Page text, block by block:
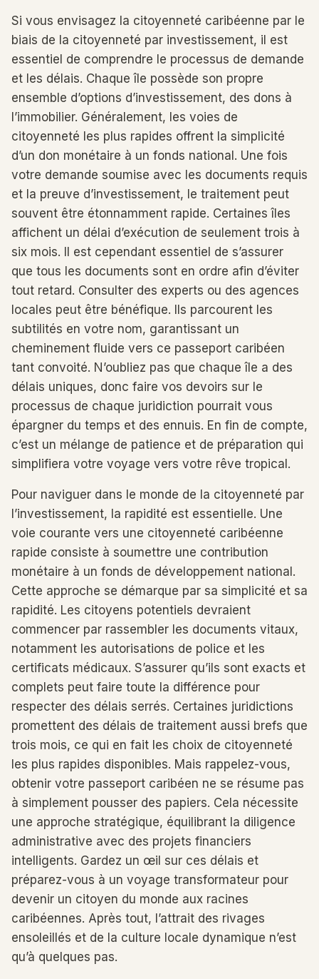
Si vous envisagez la citoyenneté caribéenne par le
biais de la citoyenneté par investissement, il est
essentiel de comprendre le processus de demande
et les délais. Chaque île possède son propre
ensemble d’options d’investissement, des dons à
l’immobilier. Généralement, les voies de
citoyenneté les plus rapides offrent la simplicité
d’un don monétaire à un fonds national. Une fois
votre demande soumise avec les documents requis
et la preuve d’investissement, le traitement peut
souvent être étonnamment rapide. Certaines îles
affichent un délai d’exécution de seulement trois à
six mois. Il est cependant essentiel de s’assurer
que tous les documents sont en ordre afin d’éviter
tout retard. Consulter des experts ou des agences
locales peut être bénéfique. Ils parcourent les
subtilités en votre nom, garantissant un
cheminement fluide vers ce passeport caribéen
tant convoité. N’oubliez pas que chaque île a des
délais uniques, donc faire vos devoirs sur le
processus de chaque juridiction pourrait vous
épargner du temps et des ennuis. En fin de compte,
c’est un mélange de patience et de préparation qui
simplifiera votre voyage vers votre rêve tropical.
Pour naviguer dans le monde de la citoyenneté par
l’investissement, la rapidité est essentielle. Une
voie courante vers une citoyenneté caribéenne
rapide consiste à soumettre une contribution
monétaire à un fonds de développement national.
Cette approche se démarque par sa simplicité et sa
rapidité. Les citoyens potentiels devraient
commencer par rassembler les documents vitaux,
notamment les autorisations de police et les
certificats médicaux. S’assurer qu’ils sont exacts et
complets peut faire toute la différence pour
respecter des délais serrés. Certaines juridictions
promettent des délais de traitement aussi brefs que
trois mois, ce qui en fait les choix de citoyenneté
les plus rapides disponibles. Mais rappelez-vous,
obtenir votre passeport caribéen ne se résume pas
à simplement pousser des papiers. Cela nécessite
une approche stratégique, équilibrant la diligence
administrative avec des projets financiers
intelligents. Gardez un œil sur ces délais et
préparez-vous à un voyage transformateur pour
devenir un citoyen du monde aux racines
caribéennes. Après tout, l’attrait des rivages
ensoleillés et de la culture locale dynamique n’est
qu’à quelques pas.